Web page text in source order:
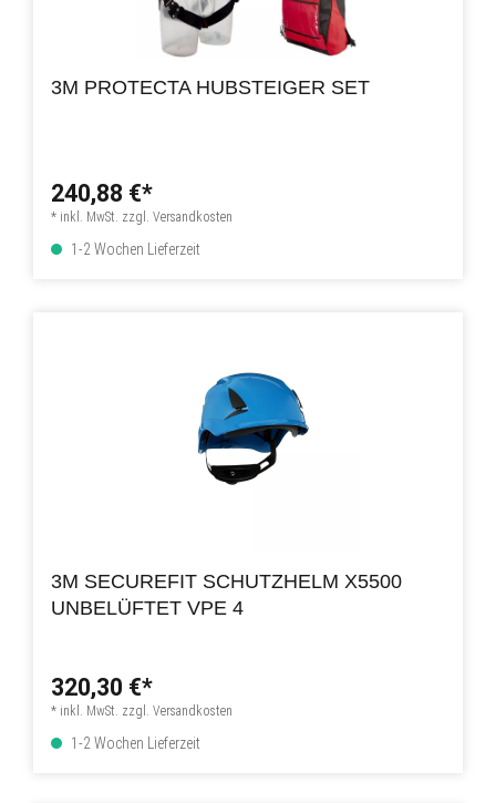
3M PROTECTA HUBSTEIGER SET
240,88 €*
* inkl. MwSt. zzgl. Versandkosten
1-2 Wochen Lieferzeit
3M SECUREFIT SCHUTZHELM X5500
UNBELÜFTET VPE 4
320,30 €*
* inkl. MwSt. zzgl. Versandkosten
1-2 Wochen Lieferzeit